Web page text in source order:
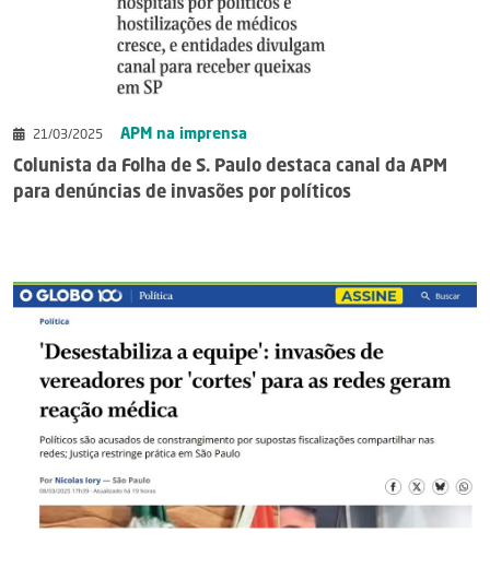
21/03/2025 APM na imprensa
Colunista da Folha de S. Paulo destaca canal da APM
para denúncias de invasões por políticos